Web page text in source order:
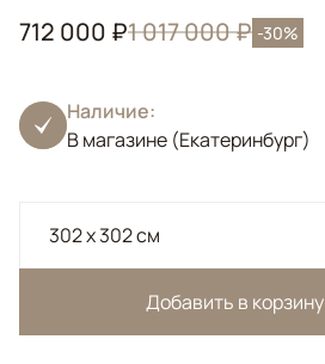
712 000 ₽1 017 000 ₽ -30%
Наличие:
В магазине (Екатеринбург)
302 x 302 см
Добавить в корзину